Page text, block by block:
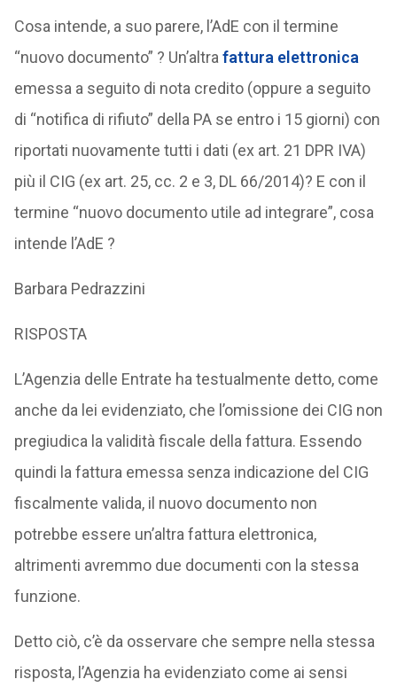
Cosa intende, a suo parere, l’AdE con il termine
“nuovo documento” ? Un’altra fattura elettronica
emessa a seguito di nota credito (oppure a seguito
di “notifica di rifiuto” della PA se entro i 15 giorni) con
riportati nuovamente tutti i dati (ex art. 21 DPR IVA)
più il CIG (ex art. 25, cc. 2 e 3, DL 66/2014)? E con il
termine “nuovo documento utile ad integrare”, cosa
intende l’AdE ?
Barbara Pedrazzini
RISPOSTA
L’Agenzia delle Entrate ha testualmente detto, come
anche da lei evidenziato, che l’omissione dei CIG non
pregiudica la validità fiscale della fattura. Essendo
quindi la fattura emessa senza indicazione del CIG
fiscalmente valida, il nuovo documento non
potrebbe essere un’altra fattura elettronica,
altrimenti avremmo due documenti con la stessa
funzione.
Detto ciò, c’è da osservare che sempre nella stessa
risposta, l’Agenzia ha evidenziato come ai sensi